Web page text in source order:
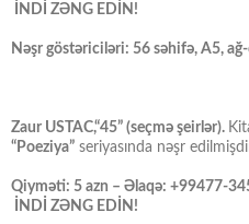
İNDİ ZƏNG EDİN!
Nəşr göstəriciləri: 56 səhifə, A5,
Zaur USTAC,“45” (seçmə şeirlər).
“Poeziya” seriyasında nəşr
Qiyməti: 5 azn – Əlaqə: +99477-
İNDİ ZƏNG EDİN!